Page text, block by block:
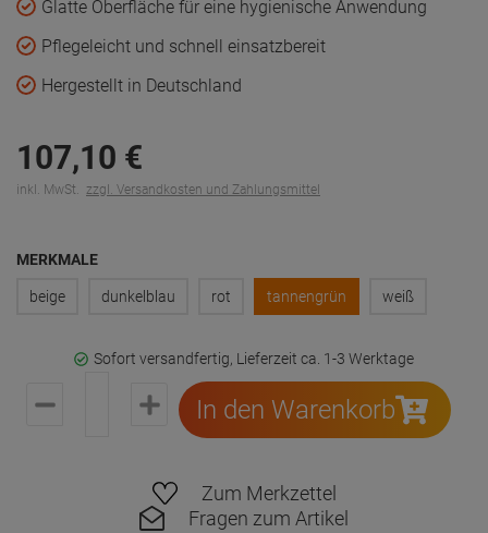
Glatte Oberfläche für eine hygienische Anwendung
Pflegeleicht und schnell einsatzbereit
Hergestellt in Deutschland
107,10 €
inkl. MwSt. zzgl. Versandkosten und Zahlungsmittel
MERKMALE
beige dunkelblau rot tannengrün weiß
Sofort versandfertig, Lieferzeit ca. 1-3 Werktage
In den Warenkorb
Zum Merkzettel
Fragen zum Artikel